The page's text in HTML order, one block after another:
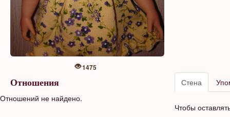
1475
Отношения
Отношений не найдено.
Стена
Чтобы